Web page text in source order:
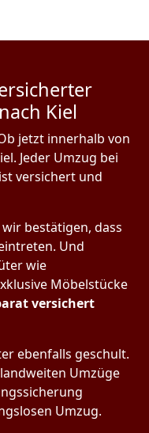
Kiel
jetzt innerhalb von
Jeder Umzug bei
ist versichert und
bestätigen, dass
Und
wie
Möbelstücke
versichert
ebenfalls geschult.
Umzüge
Umzug.